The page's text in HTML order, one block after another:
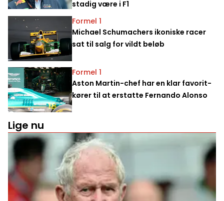
stadig være i F1
Formel 1
Michael Schumachers ikoniske racer
sat til salg for vildt beløb
Formel 1
Aston Martin-chef har en klar favorit-
kører til at erstatte Fernando Alonso
Lige nu